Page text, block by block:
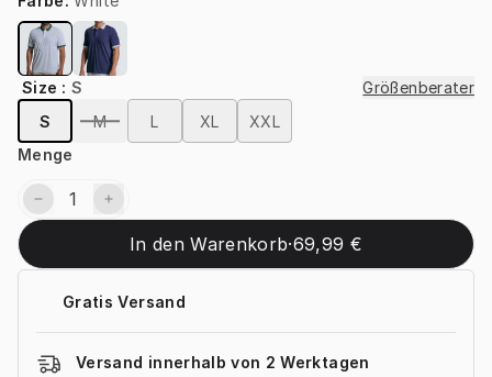
Size :S
Größenberater
S
M L XL
XXL
Menge
In den Warenkorb·69,99 €
Gratis Versand
Versand innerhalb von 2 Werktagen